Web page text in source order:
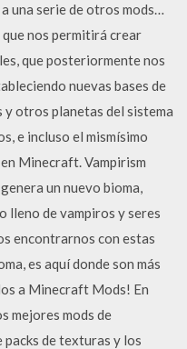
una serie de otros mods…
nos permitirá crear
que posteriormente nos
nuevas bases de
otros planetas del sistema
e incluso el mismísimo
Minecraft. Vampirism
un nuevo bioma,
lleno de vampiros y seres
encontrarnos con estas
es aquí donde son más
a Minecraft Mods! En
mejores mods de
packs de texturas y los